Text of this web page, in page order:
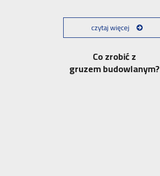
czytaj więcej
Co zrobić z
gruzem budowlanym?